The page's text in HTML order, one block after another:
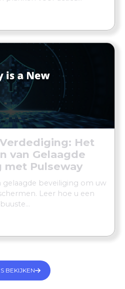
Het
van Gelaagde
met Pulseway
beveiliging om uw
Leer hoe u een
BEKIJKEN